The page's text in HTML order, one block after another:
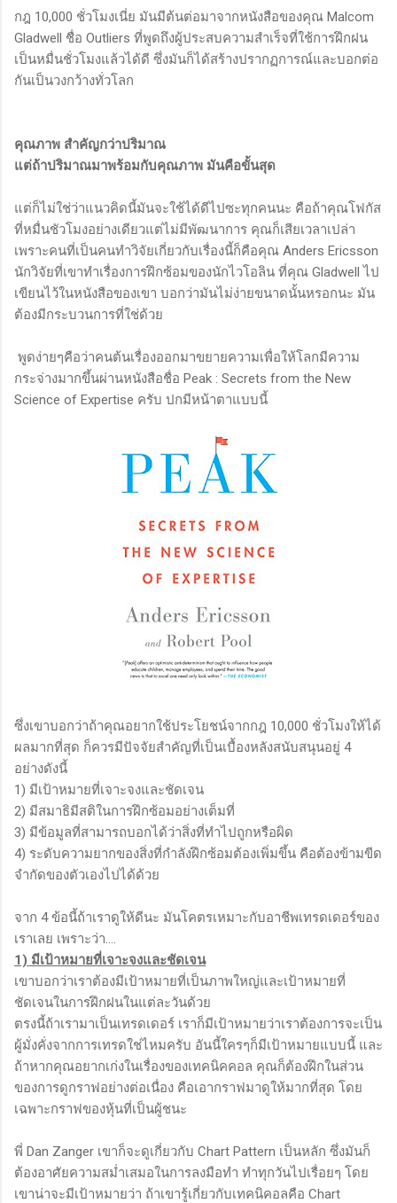
กฎ 10,000 ชั่วโมงเนี่ย มันมีต้นต่อมาจากหนังสือของคุณ Malcom
Gladwell ชื่อ Outliers ที่พูดถึงผู้ประสบความสำเร็จที่ใช้การฝึกฝน
เป็นหมื่นชั่วโมงแล้วได้ดี ซึ่งมันก็ได้สร้างปรากฏการณ์และบอกต่อ
กันเป็นวงกว้างทั่วโลก
คุณภาพ สำคัญกว่าปริมาณ
แต่ถ้าปริมาณมาพร้อมกับคุณภาพ มันคือขั้นสุด
แต่ก็ไม่ใช่ว่าแนวคิดนี้มันจะใช้ได้ดีไปซะทุกคนนะ คือถ้าคุณโฟกัส
ที่หมื่นชัวโมงอย่างเดียวแต่ไม่มีพัฒนาการ คุณก็เสียเวลาเปล่า
เพราะคนที่เป็นคนทำวิจัยเกี่ยวกับเรื่องนี้ก็คือคุณ Anders Ericsson
นักวิจัยที่เขาทำเรื่องการฝึกซ้อมของนักไวโอลิน ที่คุณ Gladwell ไป
เขียนไว้ในหนังสือของเขา บอกว่ามันไม่ง่ายขนาดนั้นหรอกนะ มัน
ต้องมีกระบวนการที่ใช่ด้วย
พูดง่ายๆคือว่าคนต้นเรื่องออกมาขยายความเพื่อให้โลกมีความ
กระจ่างมากขึ้นผ่านหนังสือชื่อ Peak : Secrets from the New
Science of Expertise ครับ ปกมีหน้าตาแบบนี้
ซึ่งเขาบอกว่าถ้าคุณอยากใช้ประโยชน์จากกฎ 10,000 ชั่วโมงให้ได้
ผลมากที่สุด ก็ควรมีปัจจัยสำคัญที่เป็นเบื้องหลังสนับสนุนอยู่ 4
อย่างดังนี้
1) มีเป้าหมายที่เจาะจงและชัดเจน
2) มีสมาธิมีสติในการฝึกซ้อมอย่างเต็มที่
3) มีข้อมูลที่สามารถบอกได้ว่าสิ่งที่ทําไปถูกหรือผิด
4) ระดับความยากของสิ่งที่กำลังฝึกซ้อมต้องเพิ่มขึ้น คือต้องข้ามขีด
จำกัดของตัวเองไปได้ด้วย
จาก 4 ข้อนี้ถ้าเราดูให้ดีนะ มันโคตรเหมาะกับอาชีพเทรดเดอร์ของ
เราเลย เพราะว่า....
1) มีเป้าหมายที่เจาะจงและชัดเจน
เขาบอกว่าเราต้องมีเป้าหมายที่เป็นภาพใหญ่และเป้าหมายที่
ชัดเจนในการฝึกฝนในแต่ละวันด้วย
ตรงนี้ถ้าเรามาเป็นเทรดเดอร์ เราก็มีเป้าหมายว่าเราต้องการจะเป็น
ผู้มั่งคั่งจากการเทรดใช่ไหมครับ อันนี้ใครๆก็มีเป้าหมายแบบนี้ และ
ถ้าหากคุณอยากเก่งในเรื่องของเทคนิคคอล คุณก็ต้องฝึกในส่วน
ของการดูกราฟอย่างต่อเนื่อง คือเอากราฟมาดูให้มากที่สุด โดย
เฉพาะกราฟของหุ้นที่เป็นผู้ชนะ
พี่ Dan Zanger เขาก็จะดูเกี่ยวกับ Chart Pattern เป็นหลัก ซึ่งมันก็
ต้องอาศัยความสม่ำเสมอในการลงมือทำ ทำทุกวันไปเรื่อยๆ โดย
เขาน่าจะมีเป้าหมายว่า ถ้าเขารู้เกี่ยวกับเทคนิคอลคือ Chart